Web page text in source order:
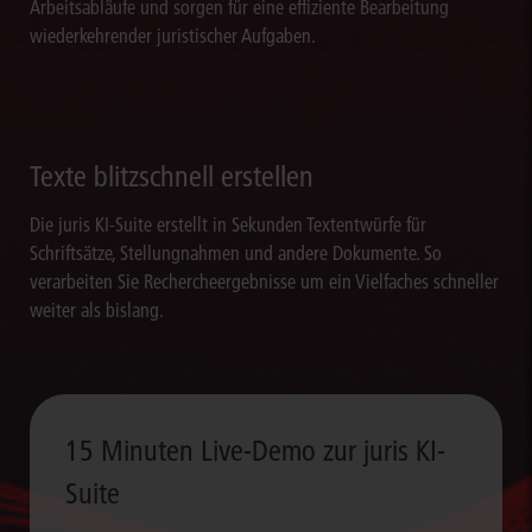
Arbeitsabläufe und sorgen für eine effiziente Bearbeitung
wiederkehrender juristischer Aufgaben.
Texte blitzschnell erstellen
Die juris KI-Suite erstellt in Sekunden Textentwürfe für
Schriftsätze, Stellungnahmen und andere Dokumente. So
verarbeiten Sie Rechercheergebnisse um ein Vielfaches schneller
weiter als bislang.
15 Minuten Live-Demo zur juris KI-
Suite